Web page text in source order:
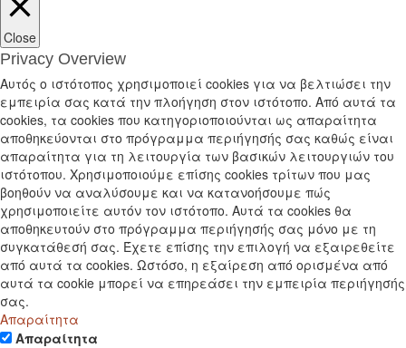
Close
Privacy Overview
Αυτός ο ιστότοπος χρησιμοποιεί cookies για να βελτιώσει την
εμπειρία σας κατά την πλοήγηση στον ιστότοπο. Από αυτά τα
cookies, τα cookies που κατηγοριοποιούνται ως απαραίτητα
αποθηκεύονται στο πρόγραμμα περιήγησής σας καθώς είναι
απαραίτητα για τη λειτουργία των βασικών λειτουργιών του
ιστότοπου. Χρησιμοποιούμε επίσης cookies τρίτων που μας
βοηθούν να αναλύσουμε και να κατανοήσουμε πώς
χρησιμοποιείτε αυτόν τον ιστότοπο. Αυτά τα cookies θα
αποθηκευτούν στο πρόγραμμα περιήγησής σας μόνο με τη
συγκατάθεσή σας. Έχετε επίσης την επιλογή να εξαιρεθείτε
από αυτά τα cookies. Ωστόσο, η εξαίρεση από ορισμένα από
αυτά τα cookie μπορεί να επηρεάσει την εμπειρία περιήγησής
σας.
Απαραίτητα
Απαραίτητα